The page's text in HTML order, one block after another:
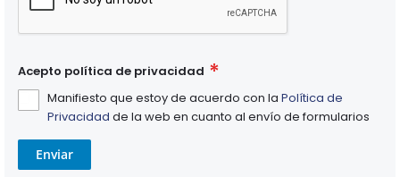
Acepto política de privacidad
Manifiesto que estoy de acuerdo con la Política de
Privacidad de la web en cuanto al envío de formularios
Enviar